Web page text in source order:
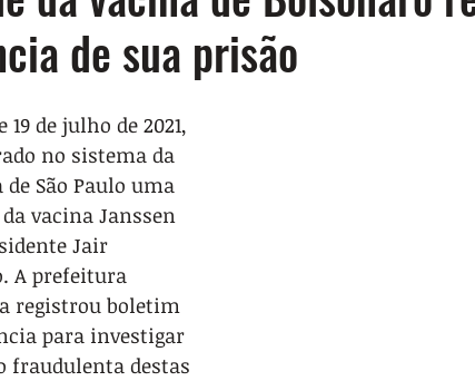
de sua prisão
19 de julho de 2021,
no sistema da
São Paulo uma
vacina Janssen
Jair
A prefeitura
registrou boletim
para investigar
fraudulenta destas